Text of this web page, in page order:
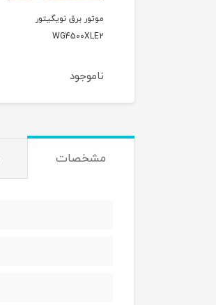
موتور برق المکس مدل
SH1200DX
ناموجود
مشخصات